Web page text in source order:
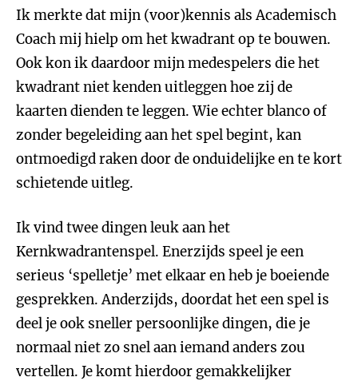
Ik merkte dat mijn (voor)kennis als Academisch
Coach mij hielp om het kwadrant op te bouwen.
Ook kon ik daardoor mijn medespelers die het
kwadrant niet kenden uitleggen hoe zij de
kaarten dienden te leggen. Wie echter blanco of
zonder begeleiding aan het spel begint, kan
ontmoedigd raken door de onduidelijke en te kort
schietende uitleg.
Ik vind twee dingen leuk aan het
Kernkwadrantenspel. Enerzijds speel je een
serieus ‘spelletje’ met elkaar en heb je boeiende
gesprekken. Anderzijds, doordat het een spel is
deel je ook sneller persoonlijke dingen, die je
normaal niet zo snel aan iemand anders zou
vertellen. Je komt hierdoor gemakkelijker